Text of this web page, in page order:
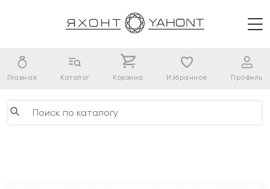
Главная Каталог Корзина Избранное Профиль